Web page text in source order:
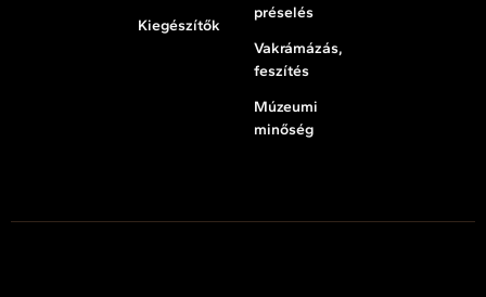
Kiegészítők
préselés
Vakrámázás,
feszítés
Múzeumi
minőség